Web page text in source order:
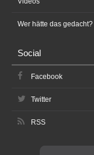
Wer hätte das gedacht?
Social
Facebook
Twitter
RSS